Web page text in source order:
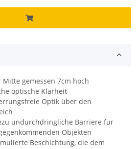
Mitte gemessen 7cm hoch
optische Klarheit
Optik über den
undurchdringliche Barriere für
Objekten
Beschichtung, die dem